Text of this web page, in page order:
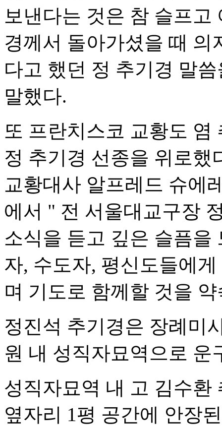
보낸다는 것은 참 슬프
경께서 돌아가셨을 때 의
다고 했던 정 추기경 말
말했다.
또 프란치스코 교황도 염
정 추기경 선종을 위로했
교황대사 알프레드 슈에
에서 " 전 서울대교구장
소식을 듣고 깊은 슬픔
자, 수도자, 평신도들에
며 기도로 함께할 것을
정진석 추기경은 장례미
원 내 성직자묘역으로 운
성직자묘역 내 고 김수환
옆자리 1평 공간에 안장